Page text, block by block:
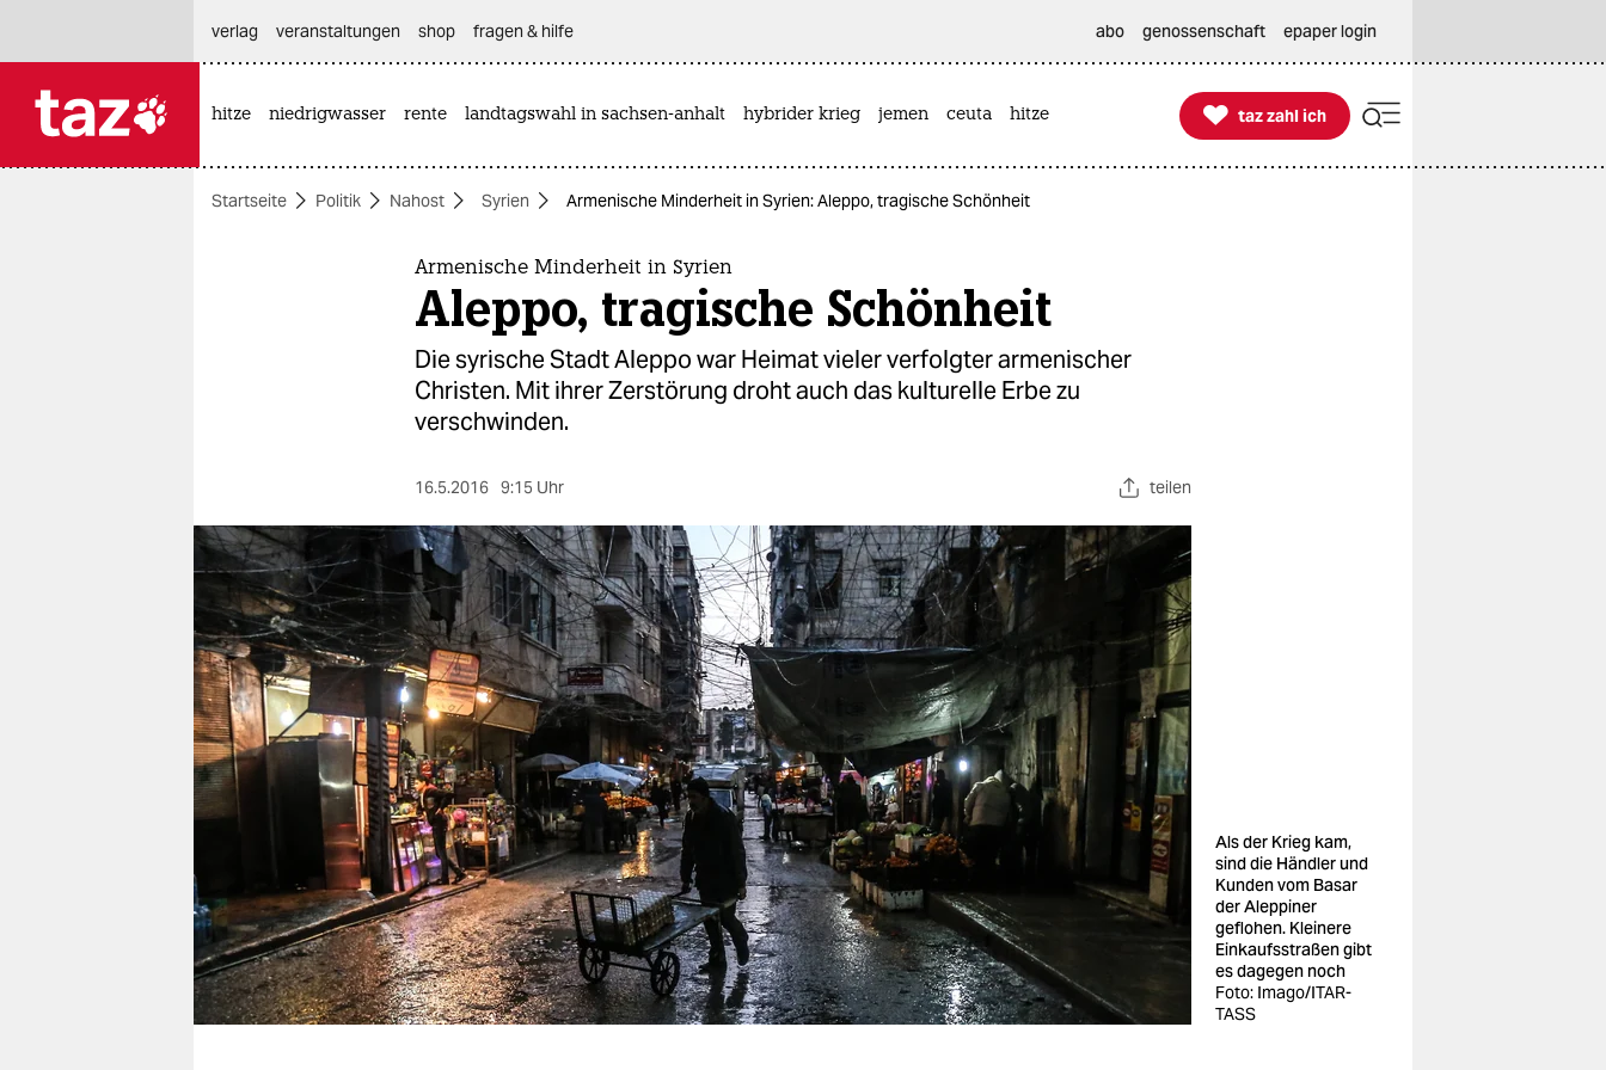
themen
berlin
nord
wahrheit
verlag
verlag
veranstaltungen
fragen & hilfe
unterstützen
abo
genossenschaft
verlag
veranstaltungen shop fragen & hilfe abo genossenschaft epaper login
hitze niedrigwasser rente landtagswahl in sachsen-anhalt hybrider krieg jemen ceuta hitze 
taz zahl ich
taz zahl ich
Startseite Politik Nahost Syrien Armenische Minderheit in Syrien: Aleppo, tragische Schönheit
Armenische Minderheit in Syrien
Aleppo, tragische Schönheit
Die syrische Stadt Aleppo war Heimat vieler verfolgter armenischer
Christen. Mit ihrer Zerstörung droht auch das kulturelle Erbe zu
verschwinden.
16.5.2016 9:15 Uhr teilen
Als der Krieg kam,
sind die Händler und
Kunden vom Basar
der Aleppiner
geflohen. Kleinere
Einkaufsstraßen gibt
es dagegen noch
Foto: Imago/ITAR-
TASS